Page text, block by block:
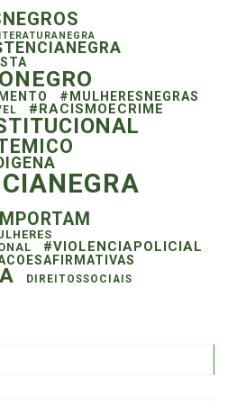
#MULHERESNEGRAS
#RACISMOECRIME
#VIOLENCIAPOLICIAL
DIREITOSSOCIAIS